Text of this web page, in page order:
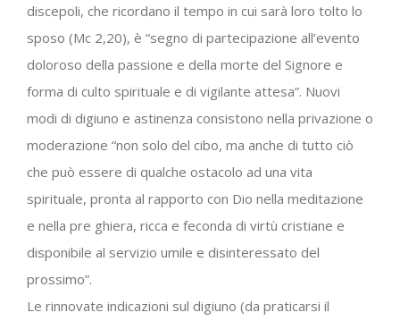
discepoli, che ricordano il tempo in cui sarà loro tolto lo
sposo (Mc 2,20), è “segno di partecipazione all’evento
doloroso della passione e della morte del Signore e
forma di culto spirituale e di vigilante attesa”. Nuovi
modi di digiuno e astinenza consistono nella privazione o
moderazione “non solo del cibo, ma anche di tutto ciò
che può essere di qualche ostacolo ad una vita
spirituale, pronta al rapporto con Dio nella meditazione
e nella pre ghiera, ricca e feconda di virtù cristiane e
disponibile al servizio umile e disinteressato del
prossimo”.
Le rinnovate indicazioni sul digiuno (da praticarsi il